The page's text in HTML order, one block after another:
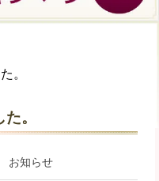
。
。
お知らせ